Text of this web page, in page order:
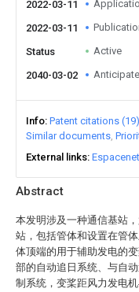
Abstract
本发明涉及一种通信基站
站，包括管体和设置在管
体顶端的用于辅助发电的
部的自动追日系统、与自
制系统，变桨距风力发电
2022-03-11
2022-03-11
Status Active
2040-03-02
Info Patent citations (19)
Similar documents
External links Espacenet